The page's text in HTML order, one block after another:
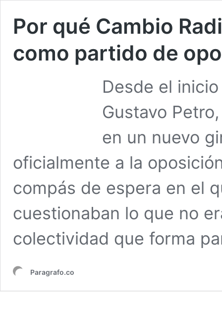
Por qué Cambio
como partido de
Desde el
Gustavo
en un nuevo
oficialmente a la
compás de espera en el
cuestionaban lo que no
colectividad que forma
Paragrafo.co